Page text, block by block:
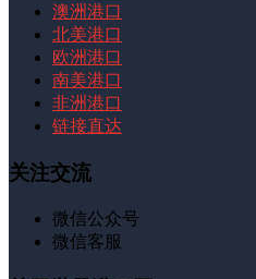
澳洲港口
北美港口
欧洲港口
南美港口
非洲港口
链接直达
关注交流
微信公众号
微信客服